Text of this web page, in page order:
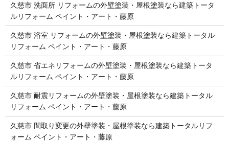
久慈市 洗面所 リフォームの外壁塗装・屋根塗装なら建築トータ
ルリフォーム ペイント・アート・藤原
久慈市 浴室 リフォームの外壁塗装・屋根塗装なら建築トータル
リフォーム ペイント・アート・藤原
久慈市 省エネリフォームの外壁塗装・屋根塗装なら建築トータ
ルリフォーム ペイント・アート・藤原
久慈市 耐震リフォームの外壁塗装・屋根塗装なら建築トータル
リフォーム ペイント・アート・藤原
久慈市 間取り変更の外壁塗装・屋根塗装なら建築トータルリフ
ォーム ペイント・アート・藤原